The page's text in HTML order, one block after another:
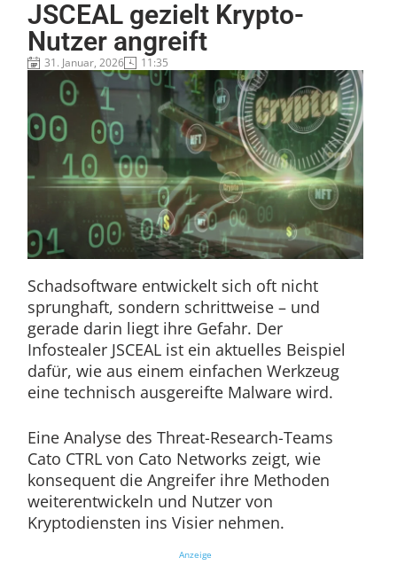
JSCEAL gezielt Krypto-
Nutzer angreift
31. Januar, 2026 11:35
Schadsoftware entwickelt sich oft nicht
sprunghaft, sondern schrittweise – und
gerade darin liegt ihre Gefahr. Der
Infostealer JSCEAL ist ein aktuelles Beispiel
dafür, wie aus einem einfachen Werkzeug
eine technisch ausgereifte Malware wird.
Eine Analyse des Threat-Research-Teams
Cato CTRL von Cato Networks zeigt, wie
konsequent die Angreifer ihre Methoden
weiterentwickeln und Nutzer von
Kryptodiensten ins Visier nehmen.
Anzeige